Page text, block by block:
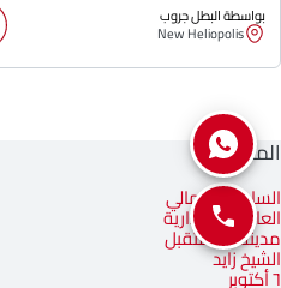
بواسطة البطل جروب
New Heliopolis
المناطق
الساحل الشمالي
العاصمة الإدارية
مدينة المستقبل
الشيخ زايد
٦ أكتوبر